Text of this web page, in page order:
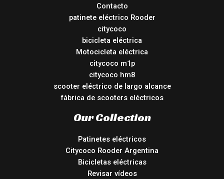
Contacto
patinete eléctrico Rooder
citycoco
bicicleta eléctrica
Motocicleta eléctrica
citycoco m1p
citycoco hm8
scooter eléctrico de largo alcance
fábrica de scooters eléctricos
Our Collection
Patinetes eléctricos
Citycoco Rooder Argentina
Bicicletas eléctricas
Revisar vídeos